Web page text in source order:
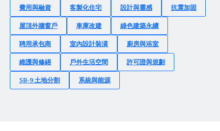
費用與融資 客製化住宅 設計與靈感 抗震加固
屋頂外牆窗戶 車庫改建 綠色建築永續
聘用承包商 室內設計裝潢 廚房與浴室
維護與修繕 戶外生活空間 許可證與規劃
SB-9 土地分割 系統與能源